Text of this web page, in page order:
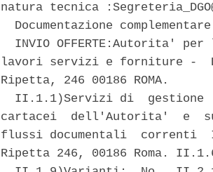
natura tecnica
Documentazione
INVIO OFFERTE:Autorita' per
lavori servizi e forniture -
Ripetta, 246 00186 ROMA.
II.1.1)Servizi di  gestione
cartacei  dell'Autorita'  e
flussi documentali  correnti
Ripetta 246, 00186 Roma.